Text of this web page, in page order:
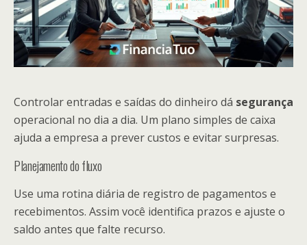
Controlar entradas e saídas do dinheiro dá segurança
operacional no dia a dia. Um plano simples de caixa
ajuda a empresa a prever custos e evitar surpresas.
Planejamento do fluxo
Use uma rotina diária de registro de pagamentos e
recebimentos. Assim você identifica prazos e ajuste o
saldo antes que falte recurso.